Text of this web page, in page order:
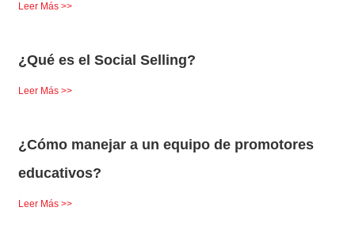
Leer Más >>
¿Qué es el Social Selling?
Leer Más >>
¿Cómo manejar a un equipo de promotores
educativos?
Leer Más >>